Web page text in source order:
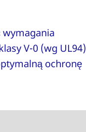
wymagania
V-0 (wg UL94)
ochronę